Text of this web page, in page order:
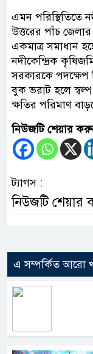
এমন পরিস্থিতিতে
উত্তরের পাঁচ
একমাত্র সমাধান
নদীকেন্দ্রিক
সরকারকে পদক্ষেপ
বুক ভরাট হলে স্বল্প
ক্ষতির পরিমাণ
নিউজটি শেয়ার
ট্যাগস :
নিউজটি শেয়ার
এ সম্পর্কিত আরো